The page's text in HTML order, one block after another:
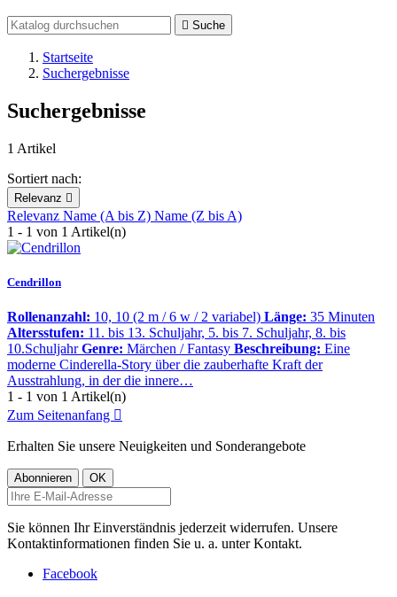
 Suche
Startseite
Suchergebnisse
Suchergebnisse
1 Artikel
Sortiert nach:
Relevanz 
Relevanz Name (A bis Z) Name (Z bis A)
1 - 1 von 1 Artikel(n)
Cendrillon
Rollenanzahl: 10, 10 (2 m / 6 w / 2 variabel) Länge: 35 Minuten
Altersstufen: 11. bis 13. Schuljahr, 5. bis 7. Schuljahr, 8. bis
10.Schuljahr Genre: Märchen / Fantasy Beschreibung: Eine
moderne Cinderella-Story über die zauberhafte Kraft der
Ausstrahlung, in der die innere…
1 - 1 von 1 Artikel(n)
Zum Seitenanfang 
Erhalten Sie unsere Neuigkeiten und Sonderangebote
Sie können Ihr Einverständnis jederzeit widerrufen. Unsere
Kontaktinformationen finden Sie u. a. unter Kontakt.
Facebook